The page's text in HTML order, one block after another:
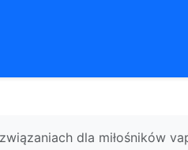
dla miłośników